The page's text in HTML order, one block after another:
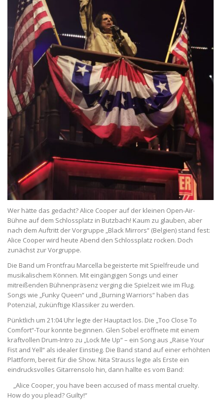
Wer hätte das gedacht? Alice Cooper auf der kleinen Open-Air-
Bühne auf dem Schlossplatz in Butzbach! Kaum zu glauben, aber
nach dem Auftritt der Vorgruppe „Black Mirrors“ (Belgien) stand fest:
Alice Cooper wird heute Abend den Schlossplatz rocken. Doch
zunächst zur Vorgruppe.
Die Band um Frontfrau Marcella begeisterte mit Spielfreude und
musikalischem Können. Mit eingängigen Songs und einer
mitreißenden Bühnenpräsenz verging die Spielzeit wie im Flug.
Songs wie „Funky Queen“ und „Burning Warriors“ haben das
Potenzial, zukünftige Klassiker zu werden.
Pünktlich um 21:04 Uhr legte der Hauptact los. Die „Too Close To
Comfort“-Tour konnte beginnen. Glen Sobel eröffnete mit einem
kraftvollen Drum-Intro zu „Lock Me Up“ – ein Song aus „Raise Your
Fist and Yell“ als idealer Einstieg. Die Band stand auf einer erhöhten
Plattform, bereit für die Show. Nita Strauss legte als Erste ein
eindrucksvolles Gitarrensolo hin, dann hallte es vom Band:
„Alice Cooper, you have been accused of mass mental cruelty.
How do you plead? Guilty!“